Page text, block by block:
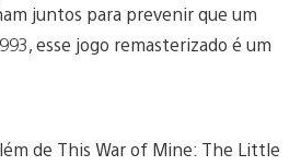
juntos para prevenir que um
esse jogo remasterizado é um
de This War of Mine: The Little